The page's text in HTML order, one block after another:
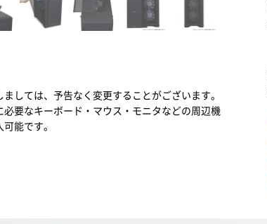
しては、予告なく変更することがございます。
要なキーボード・マウス・モニタなどの周辺機
能です。